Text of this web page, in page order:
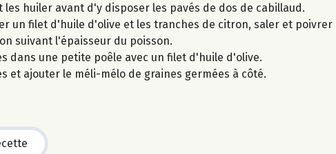
huiler avant d'y disposer les pavés de dos de cabillaud.
un filet d'huile d'olive et les tranches de citron, saler et poivrer
suivant l'épaisseur du poisson.
dans une petite poêle avec un filet d'huile d'olive.
et ajouter le méli-mélo de graines germées à côté.